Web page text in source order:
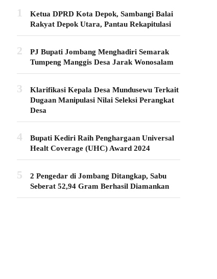
1
Ketua DPRD Kota Depok, Sambangi Balai
Rakyat Depok Utara, Pantau Rekapitulasi
2
PJ Bupati Jombang Menghadiri Semarak
Tumpeng Manggis Desa Jarak Wonosalam
3
Klarifikasi Kepala Desa Mundusewu Terkait
Dugaan Manipulasi Nilai Seleksi Perangkat
Desa
4
Bupati Kediri Raih Penghargaan Universal
Healt Coverage (UHC) Award 2024
5
2 Pengedar di Jombang Ditangkap, Sabu
Seberat 52,94 Gram Berhasil Diamankan